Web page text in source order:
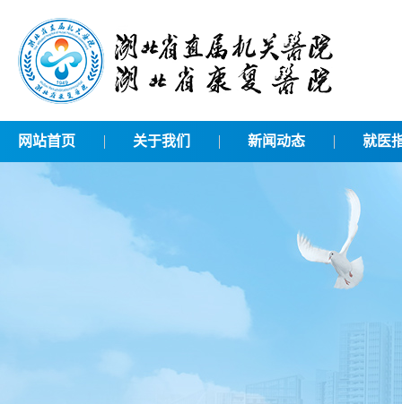
网站首页 关于我们 新闻动态 就医